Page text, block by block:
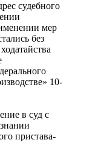
судебного
мер
без
10-
в суд с
пристава-